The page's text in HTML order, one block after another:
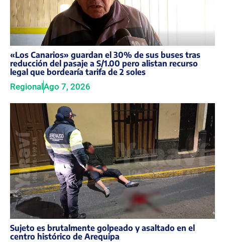
«Los Canarios» guardan el 30% de sus buses tras
reducción del pasaje a S/1.00 pero alistan recurso
legal que bordearía tarifa de 2 soles
Regional Ago 7, 2026
Sujeto es brutalmente golpeado y asaltado en el
centro histórico de Arequipa